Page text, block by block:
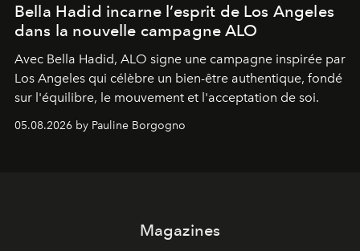
Bella Hadid incarne l’esprit de Los Angeles
dans la nouvelle campagne ALO
Avec Bella Hadid, ALO signe une campagne inspirée par
Los Angeles qui célèbre un bien-être authentique, fondé
sur l'équilibre, le mouvement et l'acceptation de soi.
05.08.2026 by Pauline Borgogno
Magazines